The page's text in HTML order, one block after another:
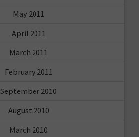
May 2011
April 2011
March 2011
February 2011
September 2010
August 2010
March 2010